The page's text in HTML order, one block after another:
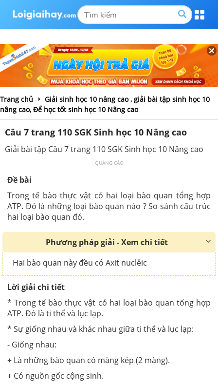
Trang chủ
Giải sinh học 10 nâng cao , giải bài tập sinh học 10
nâng cao, Để học tốt sinh học 10 Nâng cao
Câu 7 trang 110 SGK Sinh học 10 Nâng cao
Giải bài tập Câu 7 trang 110 SGK Sinh học 10 Nâng cao
QUẢNG CÁO
Đề bài
Trong tế bào thực vật có hai loại bào quan tổng hợp
ATP. Đó là những loại bào quan nào ? So sánh cấu trúc
hai loại bào quan đó.
Phương pháp giải - Xem chi tiết
Hai bào quan này đều có Axit nuclêic
Lời giải chi tiết
* Trong tế bào thực vật có hai loại bào quan tổng hợp
ATP. Đó là ti thể và lục lạp.
* Sự giống nhau và khác nhau giữa ti thể và lục lạp:
- Giống nhau:
+ Là những bào quan có màng kép (2 màng).
+ Có nguồn gốc cộng sinh.